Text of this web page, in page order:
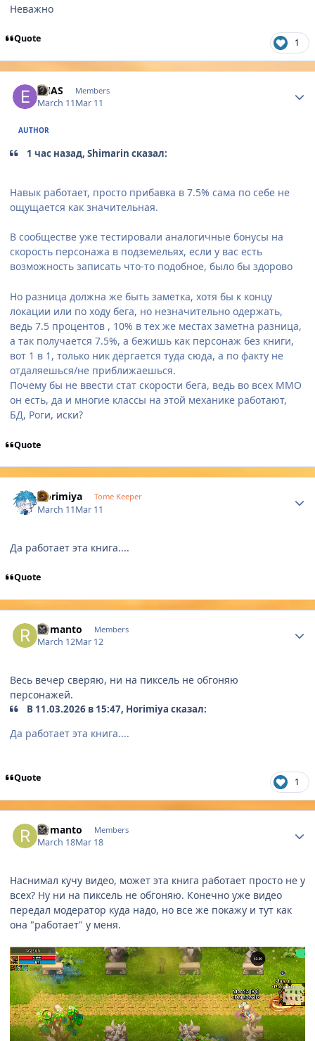
Неважно
Quote 1
ENAS Members
March 11Mar 11
AUTHOR
1 час назад, Shimarin сказал:
Навык работает, просто прибавка в 7.5% сама по себе не
ощущается как значительная.
В сообществе уже тестировали аналогичные бонусы на
скорость персонажа в подземельях, если у вас есть
возможность записать что-то подобное, было бы здорово
Но разница должна же быть заметка, хотя бы к концу
локации или по ходу бега, но незначительно одержать,
ведь 7.5 процентов , 10% в тех же местах заметна разница,
а так получается 7.5%, а бежишь как персонаж без книги,
вот 1 в 1, только ник дёргается туда сюда, а по факту не
отдаляешься/не приближаешься.
Почему бы не ввести стат скорости бега, ведь во всех ММО
он есть, да и многие классы на этой механике работают,
БД, Роги, иски?
Quote
Horimiya Tome Keeper
March 11Mar 11
Да работает эта книга....
Quote
Romanto Members
March 12Mar 12
Весь вечер сверяю, ни на пиксель не обгоняю
персонажей.
В 11.03.2026 в 15:47, Horimiya сказал:
Да работает эта книга....
Quote 1
Romanto Members
March 18Mar 18
Наснимал кучу видео, может эта книга работает просто не у
всех? Ну ни на пиксель не обгоняю. Конечно уже видео
передал модератор куда надо, но все же покажу и тут как
она "работает" у меня.